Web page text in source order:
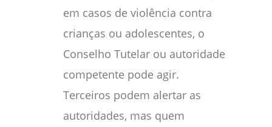
em casos de violência contra
crianças ou adolescentes, o
Conselho Tutelar ou autoridade
competente pode agir.
Terceiros podem alertar as
autoridades, mas quem